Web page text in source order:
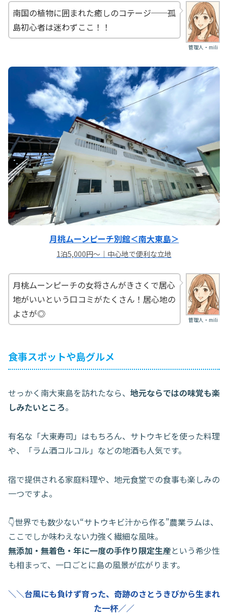
管理人・mili
南国の植物に囲まれた癒しのコテージ──孤
島初心者は迷わずここ！！
月桃ムーンピーチ別館＜南大東島＞
1泊5,000円〜｜中心地で便利な立地
管理人・mili
月桃ムーンピーチの女将さんがきさくで居心
地がいいという口コミがたくさん！居心地の
よさが◎
食事スポットや島グルメ
せっかく南大東島を訪れたなら、 地元ならではの味覚も楽
しみたいところ。
有名な「大東寿司」はもちろん、サトウキビを使った料理
や、「ラム酒コルコル」などの地酒も人気です。
宿で提供される家庭料理や、地元食堂での食事も楽しみの
一つですよ。
👇世界でも数少ない“サトウキビ汁から作る”農業ラムは、
ここでしか味わえない力強く繊細な風味。
無添加・無着色・年に一度の手作り限定生産という希少性
も相まって、一口ごとに島の風景が広がります。
＼＼台風にも負けず育った、奇跡のさとうきびから生まれ
た一杯／／